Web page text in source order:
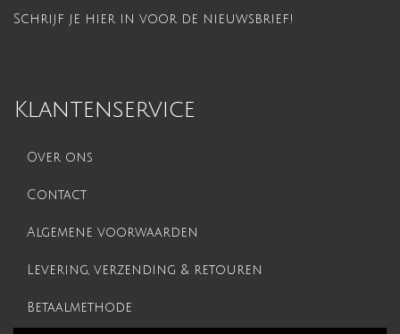
Schrijf je hier in voor de nieuwsbrief!
Klantenservice
Over ons
Contact
Algemene voorwaarden
Levering, verzending & retouren
Betaalmethode